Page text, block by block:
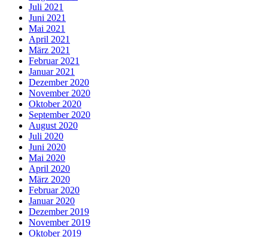
Juli 2021
Juni 2021
Mai 2021
April 2021
März 2021
Februar 2021
Januar 2021
Dezember 2020
November 2020
Oktober 2020
September 2020
August 2020
Juli 2020
Juni 2020
Mai 2020
April 2020
März 2020
Februar 2020
Januar 2020
Dezember 2019
November 2019
Oktober 2019